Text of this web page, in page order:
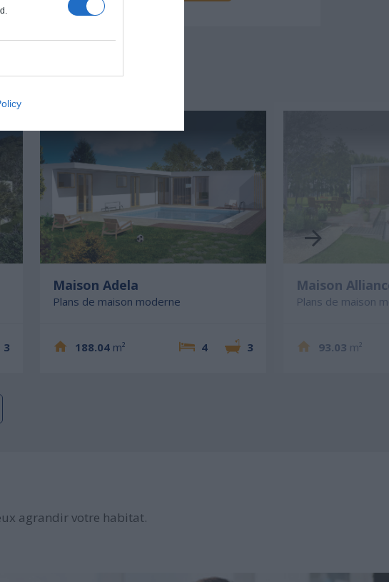
3
Maison Adela
Plans de maison moderne
188.04 m² 4 3
Maison
Plans de maison
93.03 m²
agrandir votre habitat.